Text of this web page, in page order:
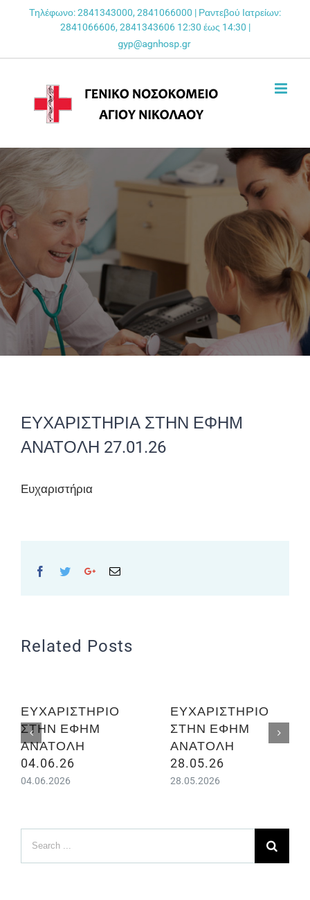
Τηλέφωνο: 2841343000, 2841066000 | Ραντεβού Ιατρείων:
2841066606, 2841343606 12:30 έως 14:30 |
ΕΥΧΑΡΙΣΤΗΡΙΑ ΣΤΗΝ ΕΦΗΜ
ΑΝΑΤΟΛΗ 27.01.26
Ευχαριστήρια
Facebook
TwitterGoogle+Email
Related Posts
ΕΥΧΑΡΙΣΤΗΡΙΟ
ΣΤΗΝ ΕΦΗΜ
ΑΝΑΤΟΛΗ
04.06.26
04.06.2026
ΕΥΧΑΡΙΣΤΗΡΙΟ
ΣΤΗΝ ΕΦΗΜ
ΑΝΑΤΟΛΗ
28.05.26
28.05.2026